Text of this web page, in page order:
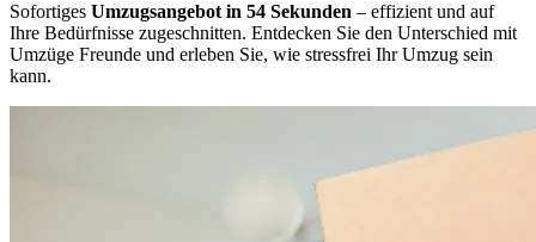
Sofortiges Umzugsangebot in 54 Sekunden – effizient und auf
Ihre Bedürfnisse zugeschnitten. Entdecken Sie den Unterschied mit
Umzüge Freunde und erleben Sie, wie stressfrei Ihr Umzug sein
kann.